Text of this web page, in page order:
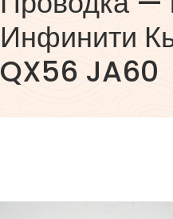
Инфинити
QX56 JA60